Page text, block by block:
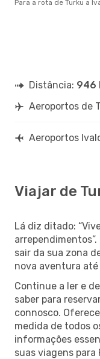
Para a rota de Turku a
Distância: 946
Aeroportos de
Aeroportos
Viajar de
Lá diz ditado:
sair da sua zona
nova aventura até
Continue a ler e
saber para
connosco.
medida de todos
informações
suas viagens para